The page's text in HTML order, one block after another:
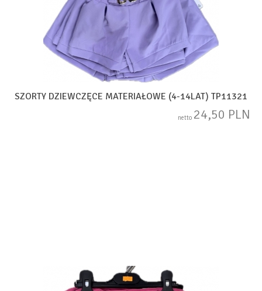
SZORTY DZIEWCZĘCE MATERIAŁOWE (4-14LAT) TP11321
netto 24,50 PLN